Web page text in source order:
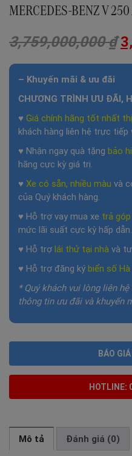
MERCEDES-BENZ V
3,759,000,000₫
– Khuyến mãi & ưu đãi
CHƯƠNG TRÌNH ƯU ĐÃI,
♥ Giá chính hãng tốt nhất
khách hàng liên hệ trực tiếp
♥ Nhận ngay quà tặng bảo
hãng cực kỳ giá trị.
♥ Xe có sẵn, nhiều màu và
của Quý khách hàng.
♥ Hỗ trợ vay mua xe trả góp
mức lãi suất cực kỳ hấp dẫn.
♥ Hỗ trợ lái thử tại nhà và
♥ Hỗ trợ đăng ký biển số Hà
* Quý khách vui lòng liên
thông tin ưu đãi và khuyến
BÁO
HOTLINE:
Mô tả Đánh giá (0)